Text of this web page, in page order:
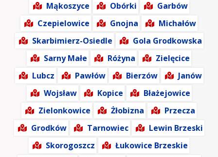
Mąkoszyce
Obórki
Garbów
Czepielowice
Gnojna
Michałów
Skarbimierz-Osiedle
Gola Grodkowska
Sarny Małe
Różyna
Zielęcice
Lubcz
Pawłów Bierzów
Janów
Wojsław
Kopice
Błażejowice
Zielonkowice
Żłobizna
Przecza
Grodków
Tarnowiec
Lewin Brzeski
Skorogoszcz
Łukowice Brzeskie